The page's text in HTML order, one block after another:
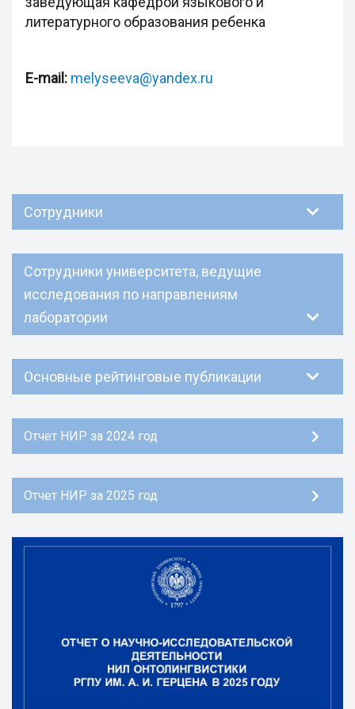
литературного образования ребенка
E-mail: melyseeva@yandex.ru
Сотрудники
Сотрудники университета, ведущие
исследования по направлениям
лаборатории
Основные рейтинговые публикации
Отчет НИР за 2024 год
Отчет НИР за 2025 год